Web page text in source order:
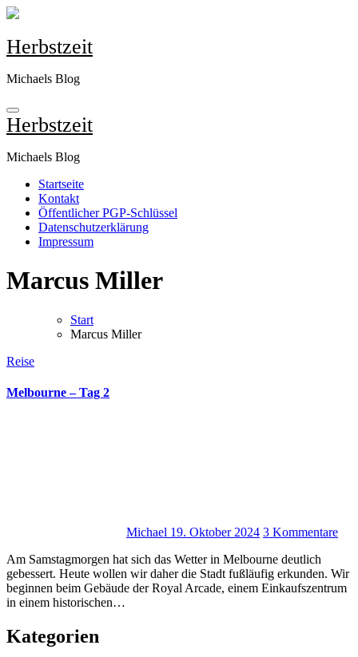
Zum
springen
Herbstzeit
Michaels Blog
Herbstzeit
Michaels Blog
Startseite
Kontakt
Öffentlicher PGP-Schlüssel
Datenschutzerklärung
Impressum
Marcus Miller
Start
Marcus Miller
Reise
Melbourne – Tag 2
Michael 19. Oktober 2024 3 Kommentare
Am Samstagmorgen hat sich das Wetter in Melbourne deutlich
gebessert. Heute wollen wir daher die Stadt fußläufig erkunden. Wir
beginnen beim Gebäude der Royal Arcade, einem Einkaufszentrum
in einem historischen…
Kategorien